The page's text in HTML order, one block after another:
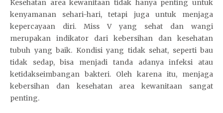
Kesehatan area kewanitaan tidak hanya penting untuk
kenyamanan sehari-hari, tetapi juga untuk menjaga
kepercayaan diri. Miss V yang sehat dan wangi
merupakan indikator dari kebersihan dan kesehatan
tubuh yang baik. Kondisi yang tidak sehat, seperti bau
tidak sedap, bisa menjadi tanda adanya infeksi atau
ketidakseimbangan bakteri. Oleh karena itu, menjaga
kebersihan dan kesehatan area kewanitaan sangat
penting.